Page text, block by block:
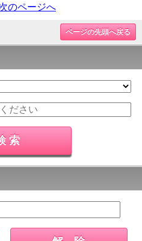
のページへ
ページの先頭へ戻る